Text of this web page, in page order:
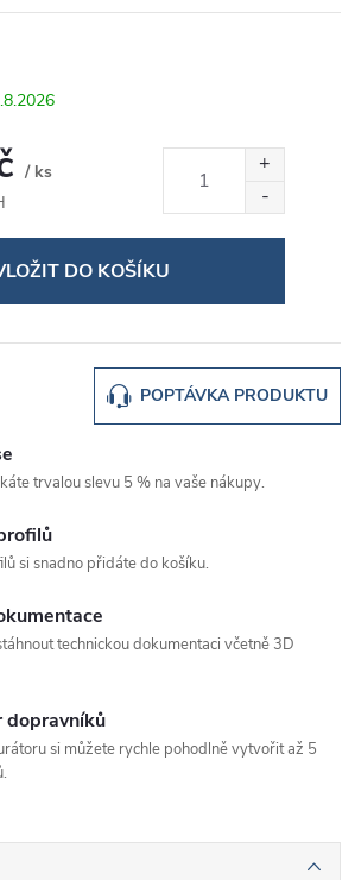
/ ks
DO KOŠÍKU
POPTÁVKA PRODUKTU
trvalou slevu 5 % na vaše nákupy.
si snadno přidáte do košíku.
technickou dokumentaci včetně 3D
dopravníků
si můžete rychle pohodlně vytvořit až 5